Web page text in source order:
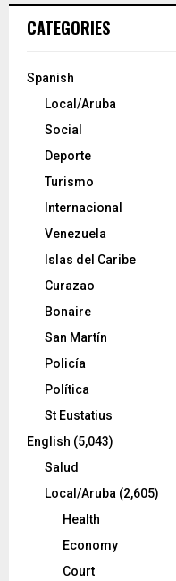
CATEGORIES
Spanish
Local/Aruba
Social
Deporte
Turismo
Internacional
Venezuela
Islas del Caribe
Curazao
Bonaire
San Martín
Policía
Política
St Eustatius
English (5,043)
Salud
Local/Aruba (2,605)
Health
Economy
Court